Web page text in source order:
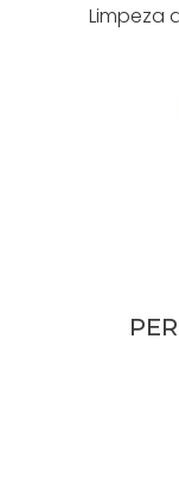
Limpeza